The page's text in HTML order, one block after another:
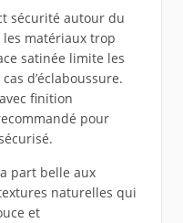
sécurité autour du
matériaux trop
satinée limite les
d’éclaboussure.
finition
pour
part belle aux
naturelles qui
et